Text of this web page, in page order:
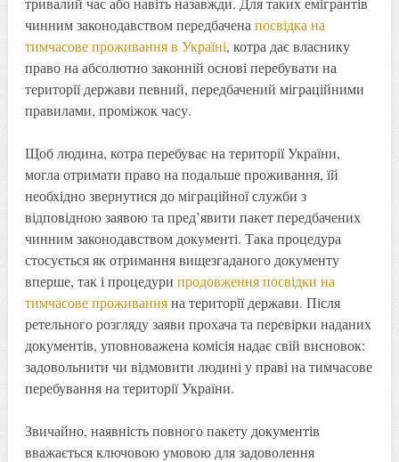
чинним законодавством передбачена посвідка на
тимчасове проживання в Україні, котра дає власнику
право на абсолютно законній основі перебувати на
території держави певний, передбачений міграційними
правилами, проміжок часу.
Щоб людина, котра перебуває на території України,
могла отримати право на подальше проживання, їй
необхідно звернутися до міграційної служби з
відповідною заявою та пред’явити пакет передбачених
чинним законодавством документі. Така процедура
стосується як отримання вищезгаданого документу
вперше, так і процедури продовження посвідки на
тимчасове проживанняна території держави. Після
ретельного розгляду заяви прохача та перевірки наданих
документів, уповноважена комісія надає свій висновок:
задовольнити чи відмовити людині у праві на тимчасове
перебування на території України.
Звичайно, наявність повного пакету документів
вважається ключовою умовою для задоволення